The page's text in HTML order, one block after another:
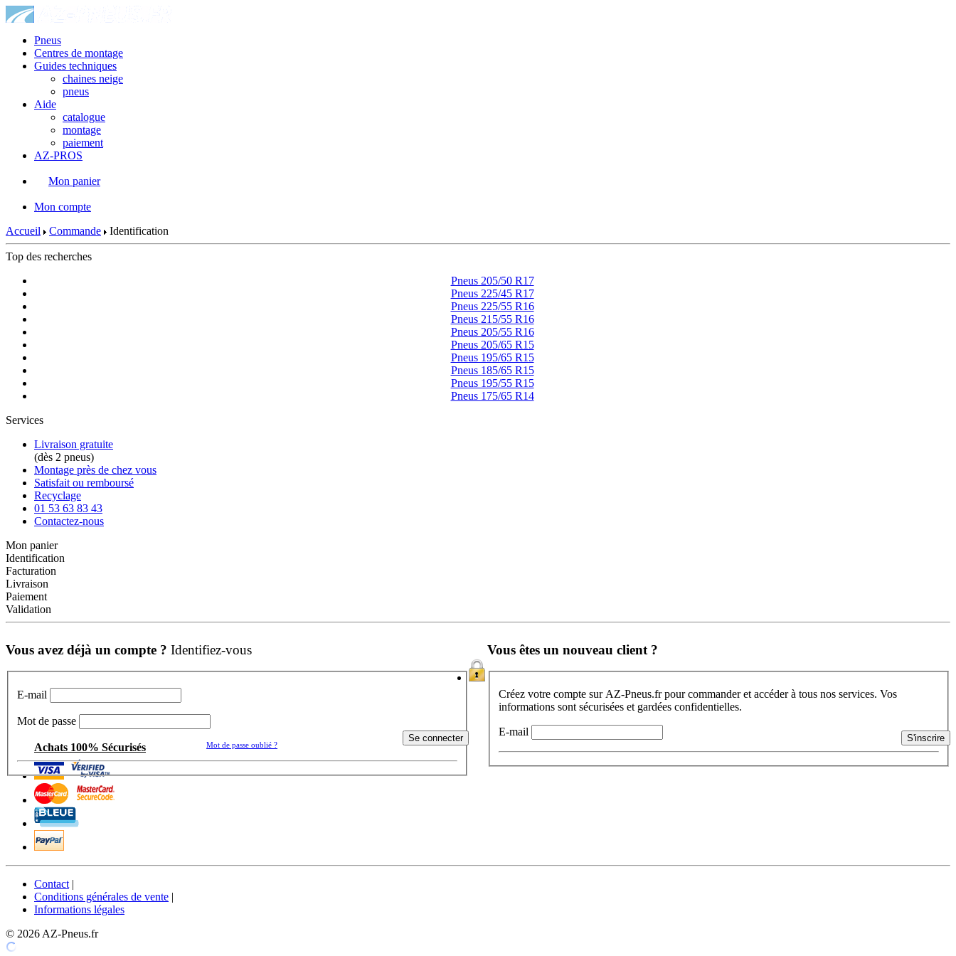
Pneus
Centres de montage
Guides techniques
chaines neige
pneus
Aide
catalogue
montage
paiement
AZ-PROS
Mon panier
Mon compte
Accueil
Commande Identification
Top des recherches
Pneus 205/50 R17
Pneus 225/45 R17
Pneus 225/55 R16
Pneus 215/55 R16
Pneus 205/55 R16
Pneus 205/65 R15
Pneus 195/65 R15
Pneus 185/65 R15
Pneus 195/55 R15
Pneus 175/65 R14
Services
Livraison gratuite
(dès 2 pneus)
Montage près de chez vous
Satisfait ou remboursé
Recyclage
01 53 63 83 43
Contactez-nous
Mon panier
Identification
Facturation
Livraison
Paiement
Validation
Vous avez déjà un compte ? Identifiez-vous
E-mail
Mot de passe
Mot de passe oublié ?
Vous êtes un nouveau client ?
Créez votre compte sur AZ-Pneus.fr pour commander et accéder à tous nos services. Vos
informations sont sécurisées et gardées confidentielles.
E-mail
Achats 100% Sécurisés
Contact|
Conditions générales de vente |
Informations légales
© 2026 AZ-Pneus.fr